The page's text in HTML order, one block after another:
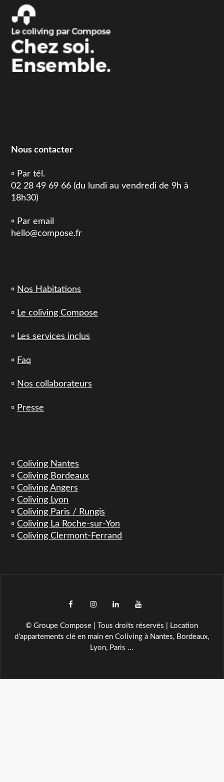
Nous contacter
▫️ Par tél.
02 28 49 69 66 (du lundi au vendredi de 9h à
18h30)
▫️ Par email
hello@compose.fr
▫️ Nos Habitations
▫️ Le coliving Compose
▫️ Les services inclus
▫️ Faq
▫️ Nos collaborateurs
▫️ Presse
▫️Coliving Nantes
▫️Coliving Bordeaux
▫️Coliving Angers
▫️Coliving Lyon
▫️Coliving Paris / Rungis
▫️Coliving La Roche-sur-Yon
▫️Coliving Clermont-Ferrand
facebookinstagramLinkedInYouTube
© Groupe Compose | Tous droits réservés | Location
d'appartements clé en main en Coliving à Nantes, Bordeaux,
Lyon, Paris ...